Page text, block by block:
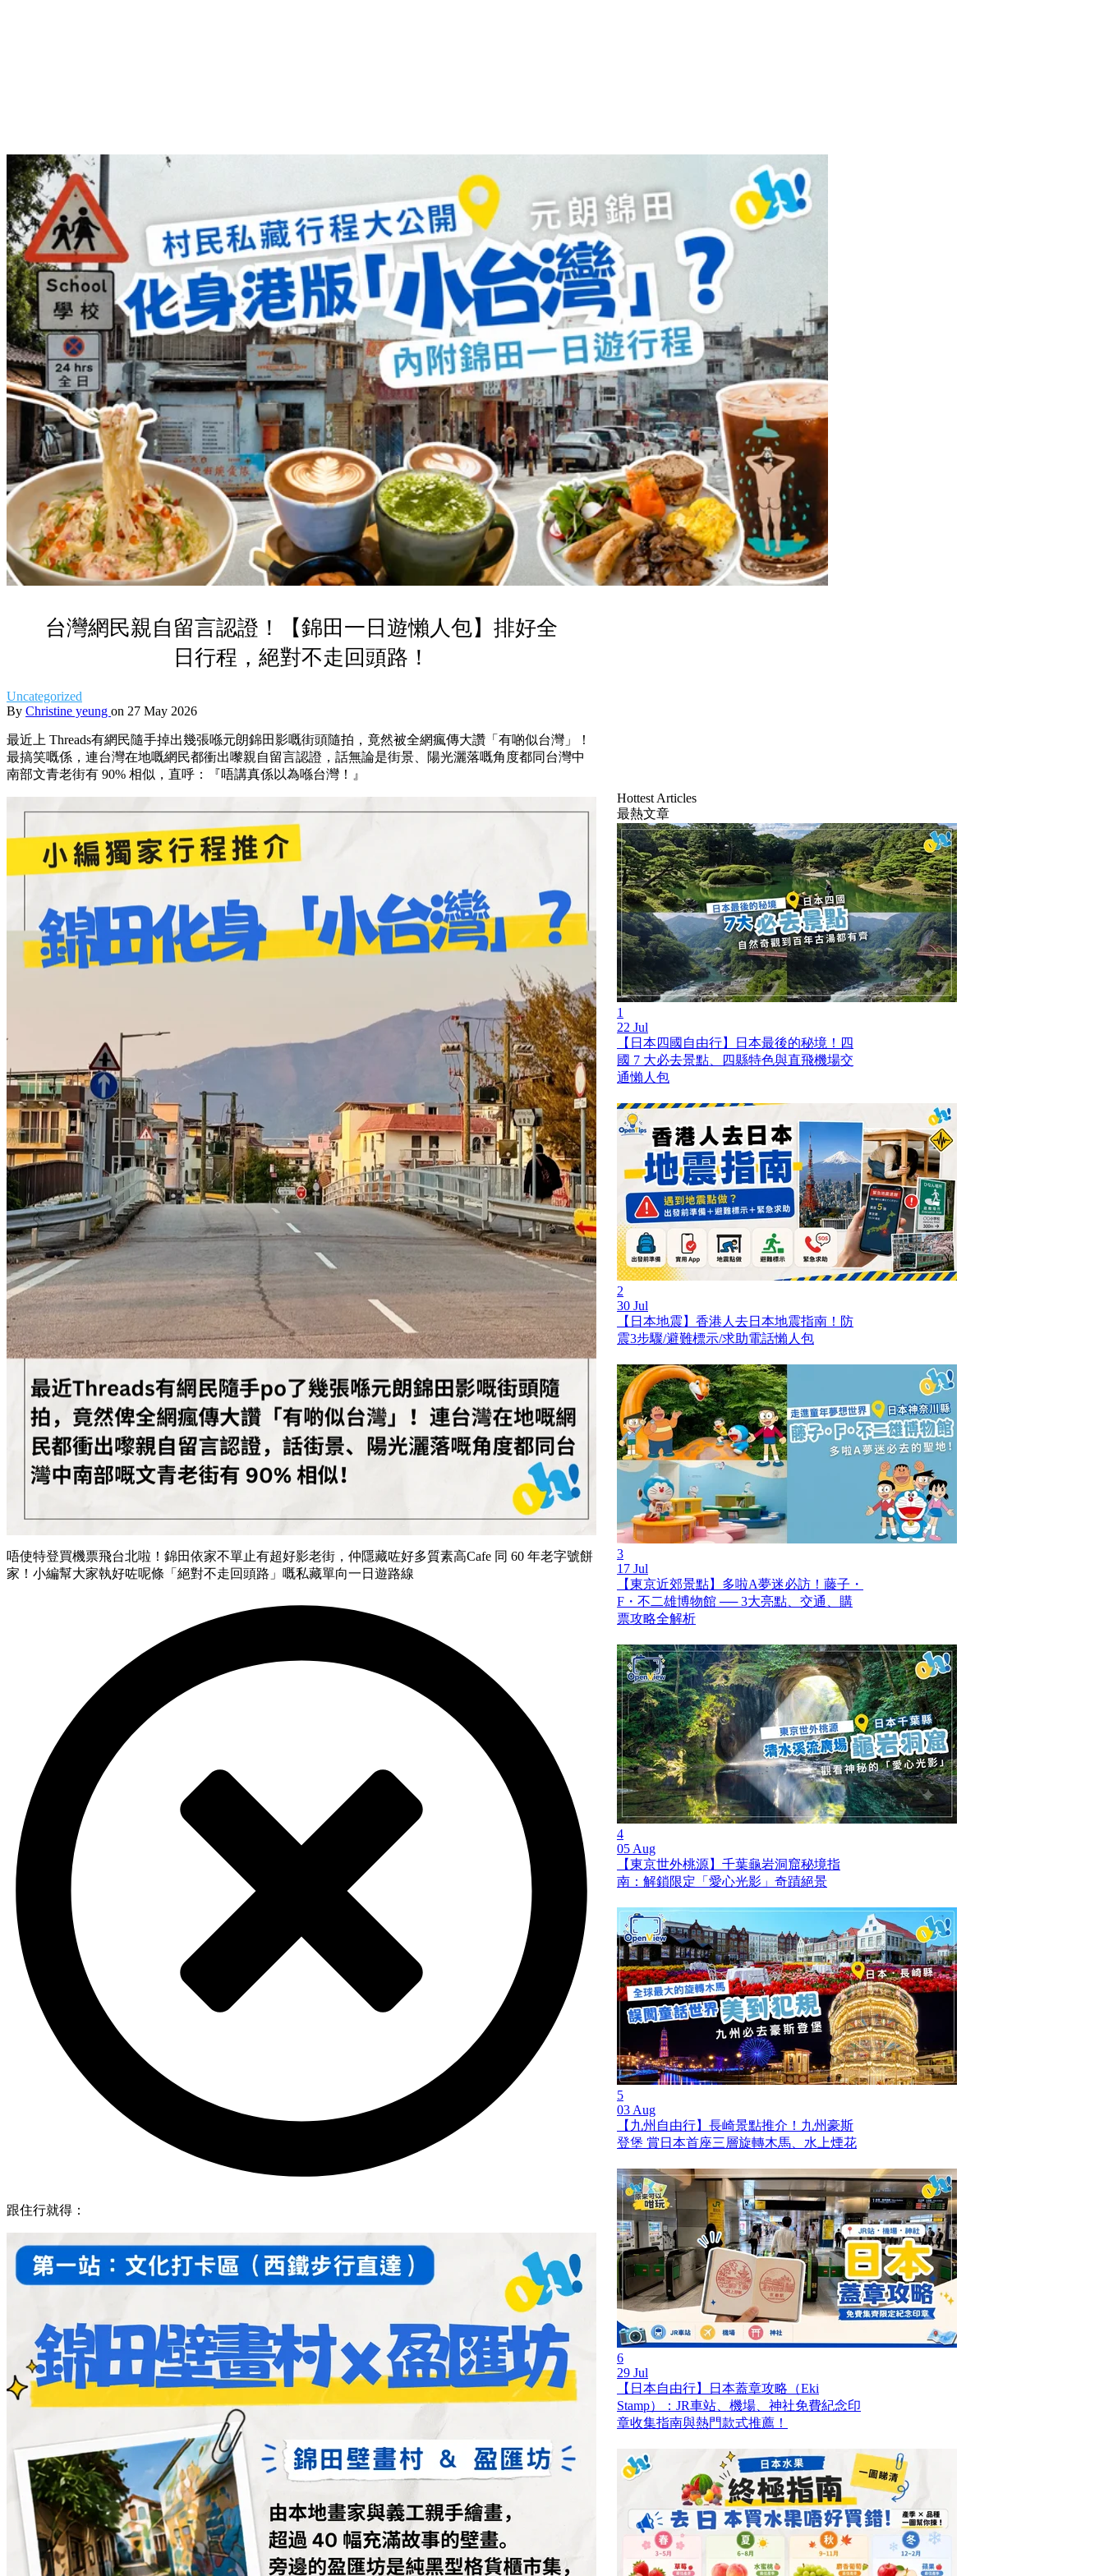
台灣網民親自留言認證！【錦田一日遊懶人包】排好全
日行程，絕對不走回頭路！
Uncategorized
By Christine yeung on 27 May 2026
最近上 Threads有網民隨手掉出幾張喺元朗錦田影嘅街頭隨拍，竟然被全網瘋傳大讚「有啲似台灣」！
最搞笑嘅係，連台灣在地嘅網民都衝出嚟親自留言認證，話無論是街景、陽光灑落嘅角度都同台灣中
南部文青老街有 90% 相似，直呼：『唔講真係以為喺台灣！』
唔使特登買機票飛台北啦！錦田依家不單止有超好影老街，仲隱藏咗好多質素高Cafe 同 60 年老字號餅
家！小編幫大家執好咗呢條「絕對不走回頭路」嘅私藏單向一日遊路線
跟住行就得：
Hottest Articles
最熱文章
1
22 Jul
【日本四國自由行】日本最後的秘境！四
國 7 大必去景點、四縣特色與直飛機場交
通懶人包
2
30 Jul
【日本地震】香港人去日本地震指南！防
震3步驟/避難標示/求助電話懶人包
3
17 Jul
【東京近郊景點】多啦A夢迷必訪！藤子・
F・不二雄博物館 ── 3大亮點、交通、購
票攻略全解析
4
05 Aug
【東京世外桃源】千葉龜岩洞窟秘境指
南：解鎖限定「愛心光影」奇蹟絕景
5
03 Aug
【九州自由行】長崎景點推介！九州豪斯
登堡 賞日本首座三層旋轉木馬、水上煙花
6
29 Jul
【日本自由行】日本蓋章攻略（Eki
Stamp）：JR車站、機場、神社免費紀念印
章收集指南與熱門款式推薦！